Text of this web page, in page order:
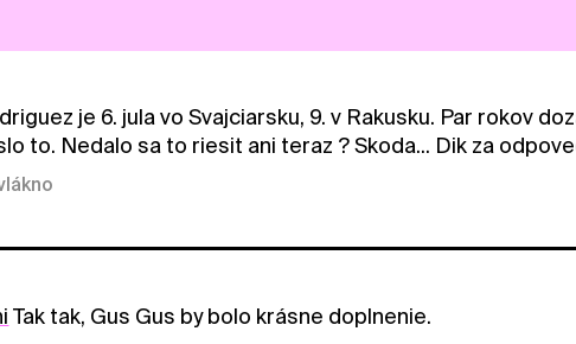
je 6. jula vo Svajciarsku, 9. v Rakusku. Par rokov
to. Nedalo sa to riesit ani teraz ? Skoda... Dik za
Tak tak, Gus Gus by bolo krásne doplnenie.